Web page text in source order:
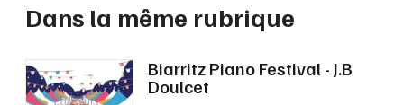
Dans la même rubrique
Biarritz Piano Festival - J.B
Doulcet